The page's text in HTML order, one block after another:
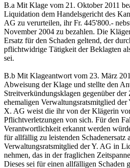
B.a Mit Klage vom 21. Oktober 2011
Liquidation dem Handelsgericht des
AG zu verurteilen, ihr Fr. 445'800.-
November 2004 zu bezahlen. Die
Ersatz für den Schaden geltend, der
pflichtwidrige Tätigkeit der Beklagten
sei.
B.b Mit Klageantwort vom 23. März
Abweisung der Klage und stellte den
Streitverkündungsklagen gegenüber
ehemaligen Verwaltungsratsmitglied
X. AG weist die ihr von der Klägerin
Pflichtverletzungen von sich. Für den
Verantwortlichkeit erkannt werden
für allfällig zu leistenden Schadenersatz
Verwaltungsratsmitglied der Y. AG in
nehmen, das in der fraglichen
Dieses sei für einen allfälligen Schaden